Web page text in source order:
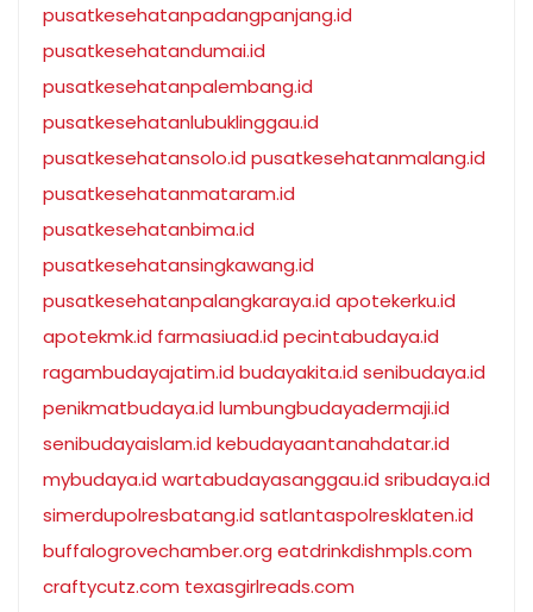
pusatkesehatanpadangpanjang.id
pusatkesehatandumai.id
pusatkesehatanpalembang.id
pusatkesehatanlubuklinggau.id
pusatkesehatansolo.id pusatkesehatanmalang.id
pusatkesehatanmataram.id
pusatkesehatanbima.id
pusatkesehatansingkawang.id
pusatkesehatanpalangkaraya.id apotekerku.id
apotekmk.id farmasiuad.id pecintabudaya.id
ragambudayajatim.id budayakita.id senibudaya.id
penikmatbudaya.id lumbungbudayadermaji.id
senibudayaislam.id kebudayaantanahdatar.id
mybudaya.id wartabudayasanggau.id sribudaya.id
simerdupolresbatang.id satlantaspolresklaten.id
buffalogrovechamber.org eatdrinkdishmpls.com
craftycutz.com texasgirlreads.com